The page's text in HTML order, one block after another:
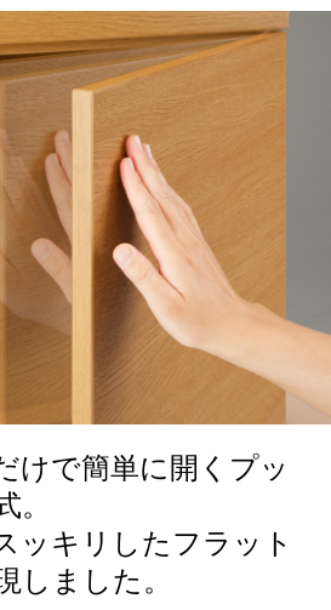
けで簡単に開くプッ
ッキリしたフラット
しました。